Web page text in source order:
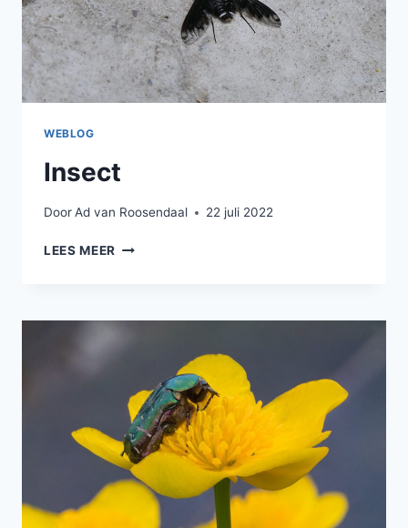
WEBLOG
Insect
DoorAd van Roosendaal 22 juli 2022
LEES MEER INSECT